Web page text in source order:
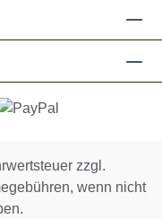
zzgl.
wenn nicht